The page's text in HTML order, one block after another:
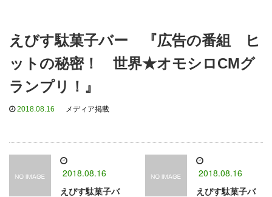
えびす駄菓子バー 『広告の番組 ヒ
ットの秘密！ 世界★オモシロCMグ
ランプリ！』
2018.08.16 メディア掲載
2018.08.16
えびす駄菓子バ
2018.08.16
えびす駄菓子バ